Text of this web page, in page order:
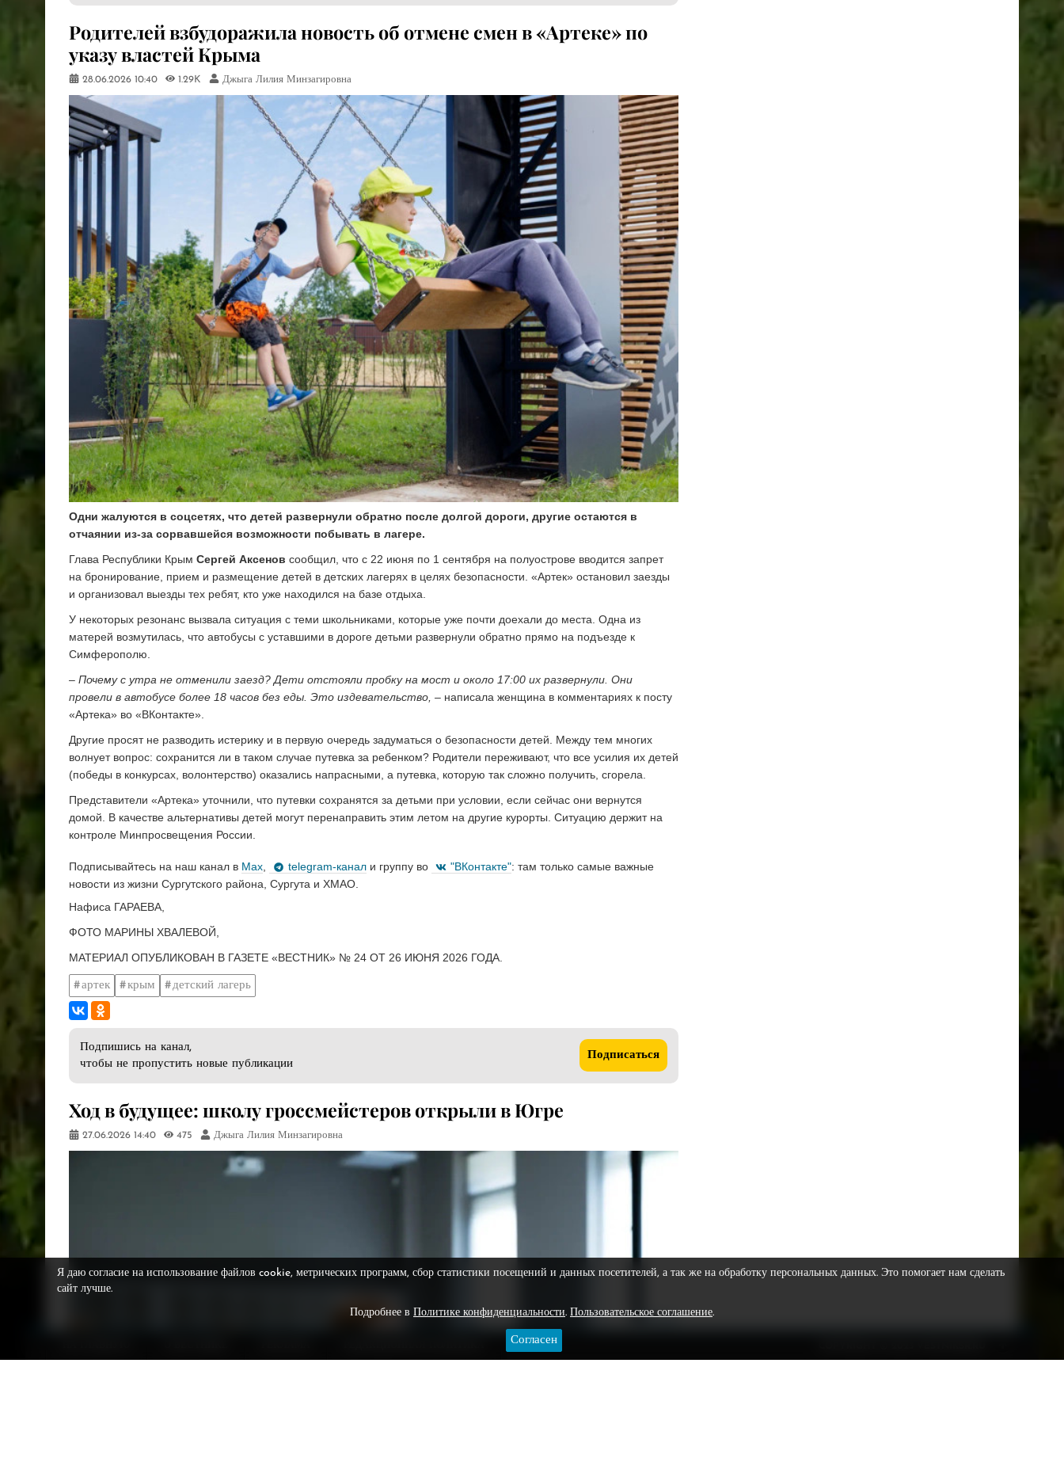
​Родителей взбудоражила новость об отмене смен в «Артеке» по
указу властей Крыма
28.06.2026 10:40 1.29K Джыга Лилия Минзагировна
Одни жалуются в соцсетях, что детей развернули обратно после долгой дороги, другие остаются в
отчаянии из-за сорвавшейся возможности побывать в лагере.
Глава Республики Крым Сергей Аксенов сообщил, что с 22 июня по 1 сентября на полуострове вводится запрет
на бронирование, прием и размещение детей в детских лагерях в целях безопасности. «Артек» остановил заезды
и организовал выезды тех ребят, кто уже находился на базе отдыха.
У некоторых резонанс вызвала ситуация с теми школьниками, которые уже почти доехали до места. Одна из
матерей возмутилась, что автобусы с уставшими в дороге детьми развернули обратно прямо на подъезде к
Симферополю.
– Почему с утра не отменили заезд? Дети отстояли пробку на мост и около 17:00 их развернули. Они
провели в автобусе более 18 часов без еды. Это издевательство, – написала женщина в комментариях к посту
«Артека» во «ВКонтакте».
Другие просят не разводить истерику и в первую очередь задуматься о безопасности детей. Между тем многих
волнует вопрос: сохранится ли в таком случае путевка за ребенком? Родители переживают, что все усилия их детей
(победы в конкурсах, волонтерство) оказались напрасными, а путевка, которую так сложно получить, сгорела.
Представители «Артека» уточнили, что путевки сохранятся за детьми при условии, если сейчас они вернутся
домой. В качестве альтернативы детей могут перенаправить этим летом на другие курорты. Ситуацию держит на
контроле Минпросвещения России.
Подписывайтесь на наш канал в Max telegram-канал и группу во "ВКонтакте": там только самые важные
новости из жизни Сургутского района, Сургута и ХМАО.
Нафиса ГАРАЕВА,
ФОТО МАРИНЫ ХВАЛЕВОЙ,
МАТЕРИАЛ ОПУБЛИКОВАН В ГАЗЕТЕ «ВЕСТНИК» № 24 ОТ 26 ИЮНЯ 2026 ГОДА.
артек крым детский лагерь
Подпишись на канал,
чтобы не пропустить новые публикации
Подписаться
​Ход в будущее: школу гроссмейстеров открыли в Югре
27.06.2026 14:40 475 Джыга Лилия Минзагировна
Я даю согласие на использование файлов cookie, метрических программ, сбор статистики посещений и данных посетителей, а так же на обработку персональных данных. Это помогает нам сделать
сайт лучше.
Подробнее в Политике конфиденциальности. Пользовательское соглашение.
Согласен